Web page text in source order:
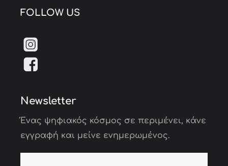
FOLLOW US
Newsletter
Ένας ψηφιακός κόσμος σε περιμένει, κάνε
εγγραφή και μείνε ενημερωμένος.